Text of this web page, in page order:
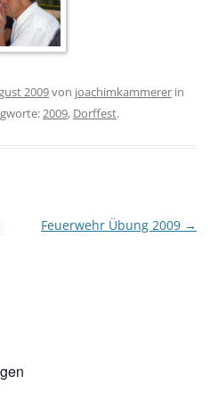
2009von joachimkammerer in
2009, Dorffest.
Feuerwehr Übung 2009 →